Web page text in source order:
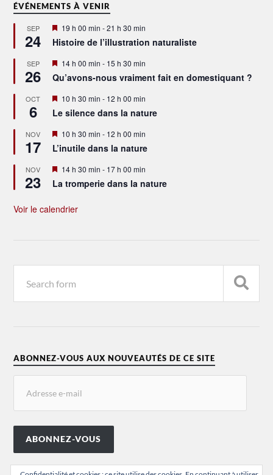
ÉVÉNEMENTS À VENIR
SEP
24
Mis
avant
19 h 00 min -21 h 30 min
Histoire de l’illustration naturaliste
SEP
26
Mis
en
avant
14 h 00 min - 15 h 30 min
Qu’avons-nous vraiment fait en domestiquant ?
OCT
6
Mis
avant
10 h 30 min - 12 h 00 min
Le silence dans la nature
NOV
17
Mis
avant
10 h 30 min - 12 h 00 min
L’inutile dans la nature
NOV
23
Mis
avant
14 h 30 min - 17 h 00 min
La tromperie dans la nature
Voir le calendrier
ABONNEZ-VOUS AUX NOUVEAUTÉS DE CE SITE
ABONNEZ-VOUS